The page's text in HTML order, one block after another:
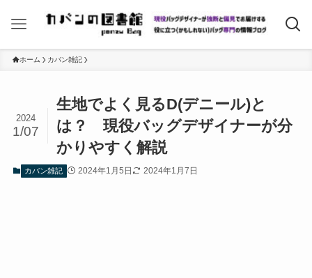
ホーム カバン雑記
生地でよく見るD(デニール)と
は？ 現役バッグデザイナーが分
かりやすく解説
2024
1/07
カバン雑記 2024年1月5日 2024年1月7日